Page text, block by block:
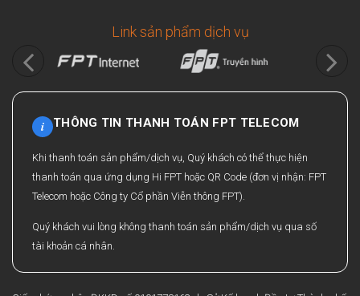
Link sản phẩm dịch vụ
i THÔNG TIN THANH TOÁN FPT TELECOM
Khi thanh toán sản phẩm/dịch vụ, Quý khách có thể thực hiện
thanh toán qua ứng dụng Hi FPT hoặc QR Code (đơn vị nhận: FPT
Telecom hoặc Công ty Cổ phần Viễn thông FPT).
Quý khách vui lòng không thanh toán sản phẩm/dịch vụ qua số
tài khoản cá nhân.